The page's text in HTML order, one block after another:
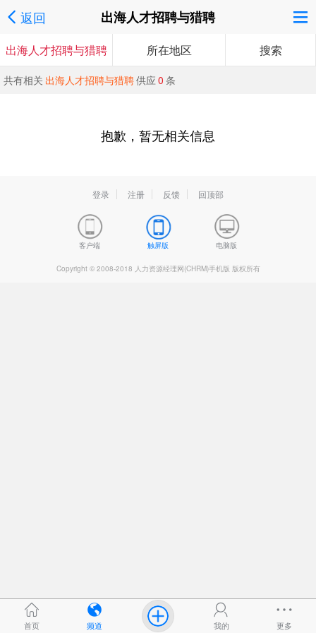
返回 出海人才招聘与猎聘
出海人才招聘与猎聘 所在地区 搜索
共有相关 出海人才招聘与猎聘供应 0 条
抱歉，暂无相关信息
登录 注册 反馈 回顶部
客户端 触屏版 电脑版
Copyright © 2008-2018 人力资源经理网(CHRM)手机版 版权所有
首页 频道 我的 更多